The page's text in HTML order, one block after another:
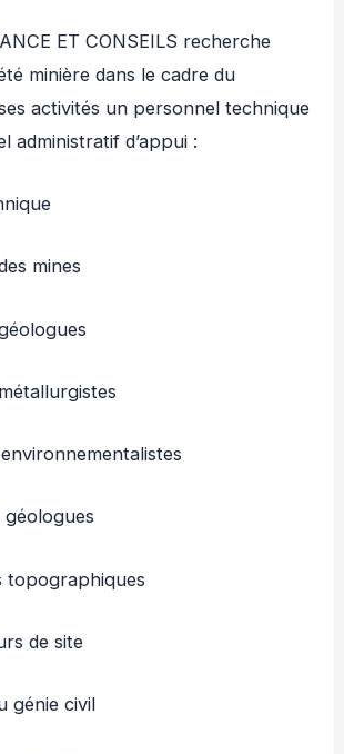
ET CONSEILS recherche
minière dans le cadre du
activités un personnel technique
administratif d’appui :
mines
géologues
topographiques
de site
génie civil